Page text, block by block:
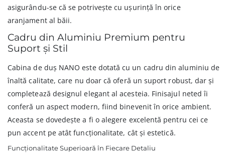
asigurându-se că se potrivește cu ușurință în orice
aranjament al băii.
Cadru din Aluminiu Premium pentru
Suport și Stil
Cabina de duș NANO este dotată cu un cadru din aluminiu de
înaltă calitate, care nu doar că oferă un suport robust, dar și
completează designul elegant al acesteia. Finisajul neted îi
conferă un aspect modern, fiind binevenit în orice ambient.
Aceasta se dovedește a fi o alegere excelentă pentru cei ce
pun accent pe atât funcționalitate, cât și estetică.
Funcționalitate Superioară în Fiecare Detaliu